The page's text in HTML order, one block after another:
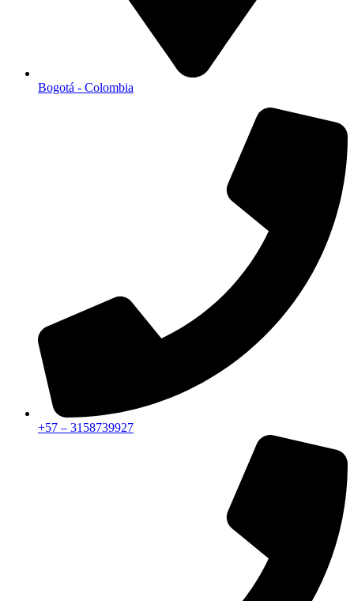
Bogotá - Colombia
+57 – 3158739927